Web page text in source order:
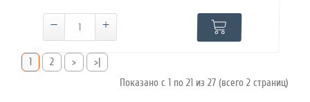
1 2 >
>|
Показано с 1 по 21 из 27 (всего 2 страниц)